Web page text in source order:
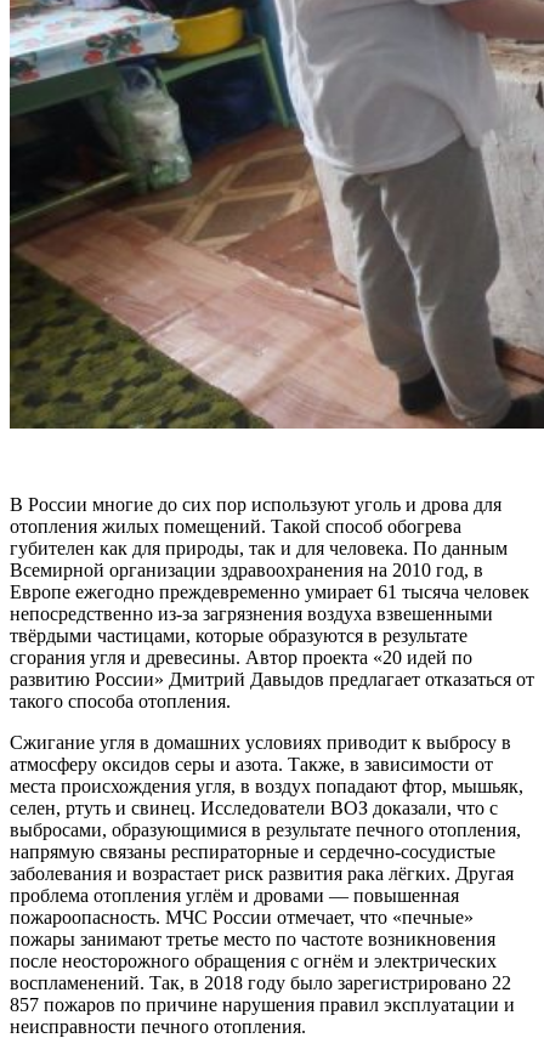
В России многие до сих пор используют уголь и дрова для
отопления жилых помещений. Такой способ обогрева
губителен как для природы, так и для человека. По данным
Всемирной организации здравоохранения на 2010 год, в
Европе ежегодно преждевременно умирает 61 тысяча человек
непосредственно из-за загрязнения воздуха взвешенными
твёрдыми частицами, которые образуются в результате
сгорания угля и древесины. Автор проекта «20 идей по
развитию России» Дмитрий Давыдов предлагает отказаться от
такого способа отопления.
Сжигание угля в домашних условиях приводит к выбросу в
атмосферу оксидов серы и азота. Также, в зависимости от
места происхождения угля, в воздух попадают фтор, мышьяк,
селен, ртуть и свинец. Исследователи ВОЗ доказали, что с
выбросами, образующимися в результате печного отопления,
напрямую связаны респираторные и сердечно-сосудистые
заболевания и возрастает риск развития рака лёгких. Другая
проблема отопления углём и дровами — повышенная
пожароопасность. МЧС России отмечает, что «печные»
пожары занимают третье место по частоте возникновения
после неосторожного обращения с огнём и электрических
воспламенений. Так, в 2018 году было зарегистрировано 22
857 пожаров по причине нарушения правил эксплуатации и
неисправности печного отопления.